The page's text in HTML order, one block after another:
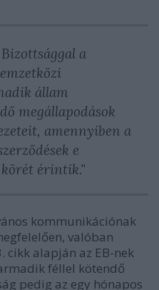
a
állam
megállapodások
amennyiben a
e
körét érintik."
kommunikációnak
valóban
cikk alapján az EB-nek
féllel kötendő
pedig az egy hónapos